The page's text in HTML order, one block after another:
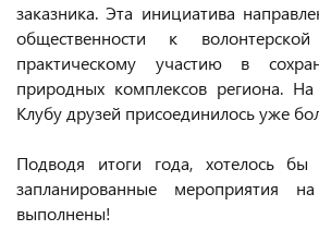
заказника. Эта инициатива
общественности к
практическому участию в
природных комплексов региона.
Клубу друзей присоединилось уже
Подводя итоги года, хотелось бы
запланированные мероприятия
выполнены!